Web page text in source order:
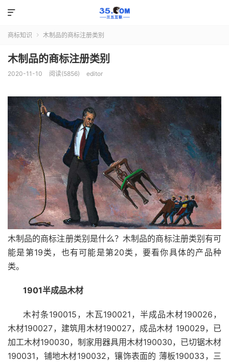

商标知识  木制品的商标注册类别
木制品的商标注册类别
2020-11-10 阅读(5856) editor
木制品的商标注册类别是什么？木制品的商标注册类别有可
能是第19类，也有可能是第20类，要看你具体的产品种
类。
1901半成品木材
木衬条190015，木瓦190021，半成品木材190026，
木材190027，建筑用木材190027，成品木材 190029，已
加工木材190030，制家用器具用木材190030，已切锯木材
190031，铺地木材190032，镶饰表面的 薄板190033，三